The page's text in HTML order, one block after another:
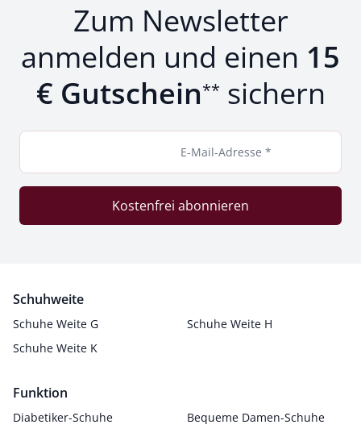
Zum Newsletter
anmelden und einen 15
€ Gutschein** sichern
E-Mail-Adresse *
Kostenfrei abonnieren
Schuhweite
Schuhe Weite G
Schuhe Weite H
Schuhe Weite K
Funktion
Diabetiker-Schuhe
Bequeme Damen-Schuhe